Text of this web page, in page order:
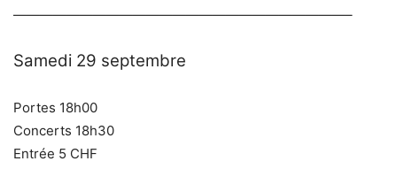
—————————————————————————–
Samedi 29 septembre
Portes 18h00
Concerts 18h30
Entrée 5 CHF